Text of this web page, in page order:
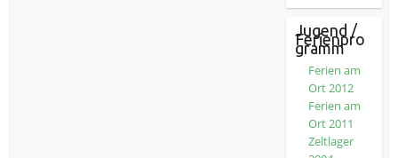
Jugend /
Ferienpro
gramm
Ferien am
Ort 2012
Ferien am
Ort 2011
Zeltlager